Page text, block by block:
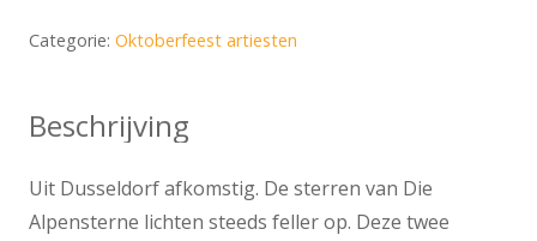
Categorie: Oktoberfeest artiesten
Beschrijving
Uit Dusseldorf afkomstig. De sterren van Die
Alpensterne lichten steeds feller op. Deze twee